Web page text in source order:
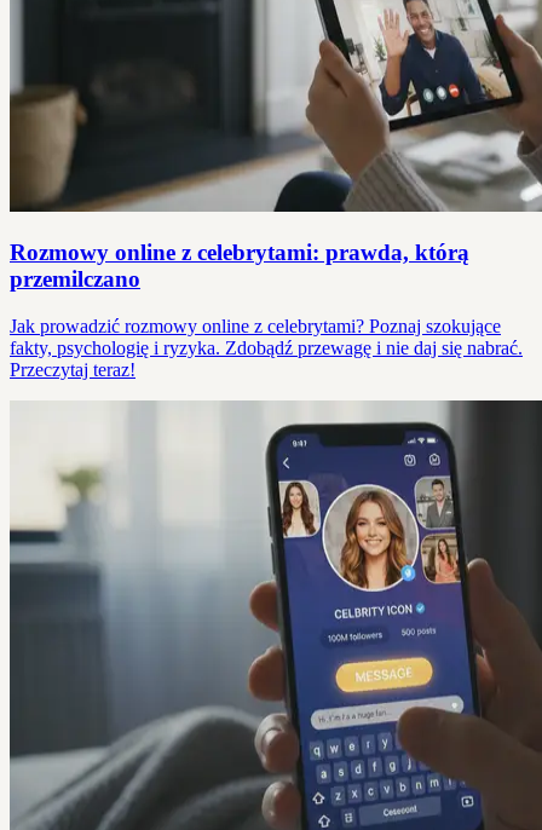
Rozmowy online z celebrytami: prawda, którą
przemilczano
Jak prowadzić rozmowy online z celebrytami? Poznaj szokujące
fakty, psychologię i ryzyka. Zdobądź przewagę i nie daj się nabrać.
Przeczytaj teraz!